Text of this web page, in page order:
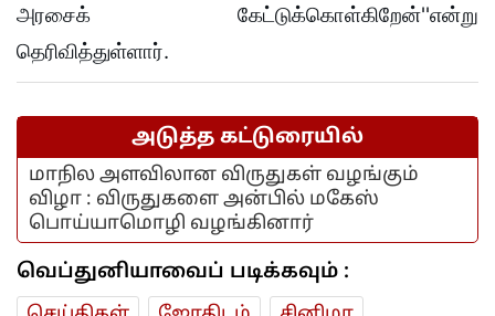
அரசைக் கேட்டுக்கொள்கிறேன்''என்று
தெரிவித்துள்ளார்.
அடுத்த கட்டுரையில்
மாநில அளவிலான விருதுகள் வழங்கும்
விழா : விருதுகளை அன்பில் மகேஸ்
பொய்யாமொழி வழங்கினார்
வெப்துனியாவைப் படிக்கவும் :